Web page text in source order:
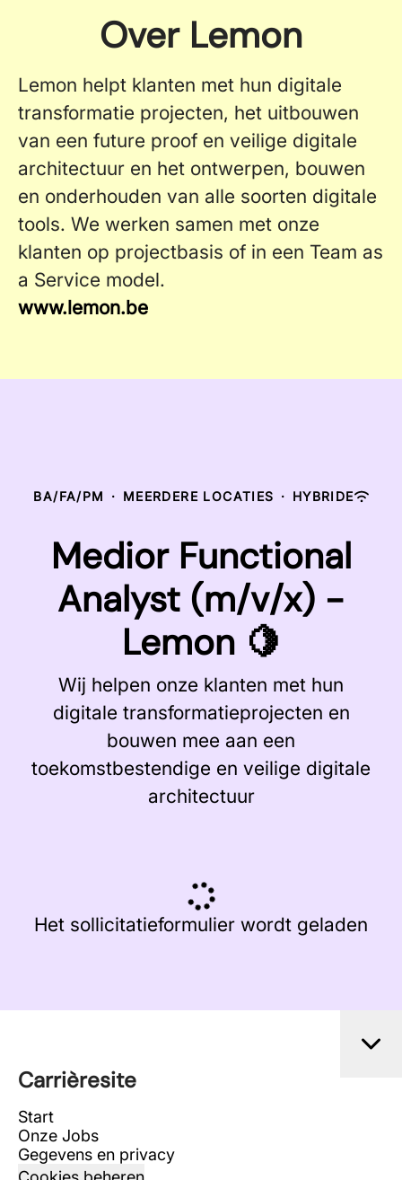
Over Lemon
Lemon helpt klanten met hun digitale
transformatie projecten, het uitbouwen
van een future proof en veilige digitale
architectuur en het ontwerpen, bouwen
en onderhouden van alle soorten digitale
tools. We werken samen met onze
klanten op projectbasis of in een Team as
a Service model.
www.lemon.be
BA/FA/PM · MEERDERE LOCATIES · HYBRIDE
Medior Functional
Analyst (m/v/x) -
Lemon 🍋
Wij helpen onze klanten met hun
digitale transformatieprojecten en
bouwen mee aan een
toekomstbestendige en veilige digitale
architectuur
Het sollicitatieformulier wordt geladen
Carrièresite
Start
Onze Jobs
Gegevens en privacy